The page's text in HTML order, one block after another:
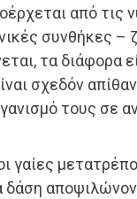
από τις
συνθήκες –
τα διάφορα
σχεδόν
τους σε
γαίες
δάση